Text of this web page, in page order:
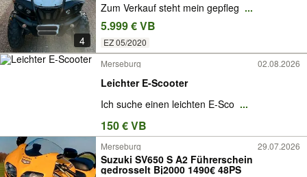
4
Zum Verkauf steht mein gepfleg ...
5.999 € VB
EZ 05/2020
Merseburg
02.08.2026
Leichter E-Scooter
Ich suche einen leichten E-Sco ...
150 € VB
Merseburg 29.07.2026
Suzuki SV650 S A2 Führerschein
gedrosselt Bj2000 1490€ 48PS